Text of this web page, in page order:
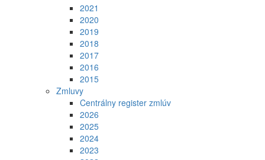
2021
2020
2019
2018
2017
2016
2015
Zmluvy
Centrálny register zmlúv
2026
2025
2024
2023